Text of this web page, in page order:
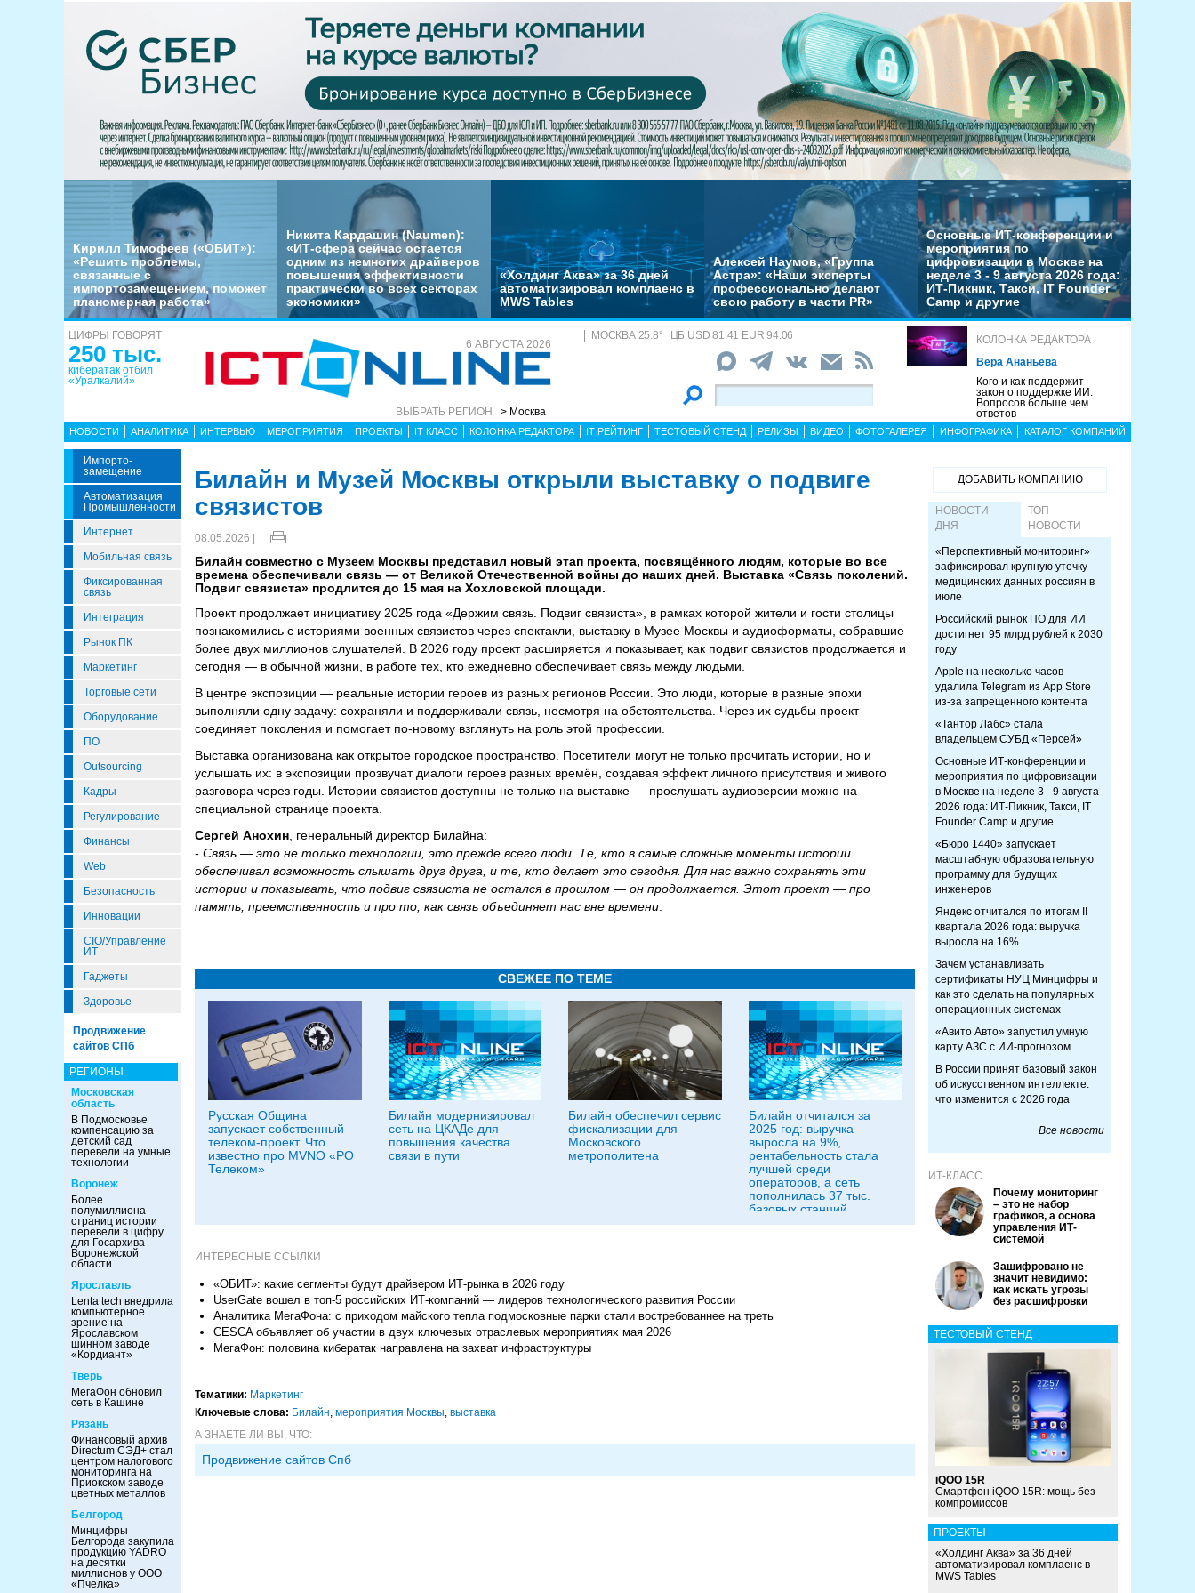
Кирилл Тимофеев («ОБИТ»):
«Решить проблемы,
связанные с
импортозамещением, поможет
планомерная работа»
Никита Кардашин (Naumen):
«ИТ-сфера сейчас остается
одним из немногих драйверов
повышения эффективности
практически во всех секторах
экономики»
«Холдинг Аква» за 36 дней
автоматизировал комплаенс в
MWS Tables
Алексей Наумов, «Группа
Астра»: «Наши эксперты
профессионально делают
свою работу в части PR»
Основные ИТ-конференции и
мероприятия по
цифровизации в Москве на
неделе 3 - 9 августа 2026 года:
ИТ-Пикник, Такси, IT Founder
Camp и другие
ЦИФРЫ ГОВОРЯТ
250 тыс.
кибератак отбил
«Уралкалий»
6 АВГУСТА 2026
ВЫБРАТЬ РЕГИОН > Москва
МОСКВА 25.8° ЦБ USD 81.41 EUR 94.06
КОЛОНКА РЕДАКТОРА
Вера Ананьева
Кого и как поддержит
закон о поддержке ИИ.
Вопросов больше чем
ответов
НОВОСТИ АНАЛИТИКА ИНТЕРВЬЮ МЕРОПРИЯТИЯ ПРОЕКТЫ IT КЛАСС КОЛОНКА РЕДАКТОРА IT РЕЙТИНГ ТЕСТОВЫЙ СТЕНД РЕЛИЗЫ ВИДЕО ФОТОГАЛЕРЕЯ ИНФОГРАФИКА КАТАЛОГ КОМПАНИЙ
Импорто­
Замещение
Автоматизация
Промышленности
Интернет
Мобильная связь
Фиксированная
связь
Интеграция
Рынок ПК
Маркетинг
Торговые сети
Оборудование
ПО
Outsourcing
Кадры
Регулирование
Финансы
Web
Безопасность
Инновации
CIO/Управление
ИТ
Гаджеты
Здоровье
Продвижение
сайтов СПб
РЕГИОНЫ
Московская
область
В Подмосковье
компенсацию за
детский сад
перевели на умные
технологии
Воронеж
Более
полумиллиона
страниц истории
перевели в цифру
для Госархива
Воронежской
области
Ярославль
Lenta tech внедрила
компьютерное
зрение на
Ярославском
шинном заводе
«Кордиант»
Тверь
МегаФон обновил
сеть в Кашине
Рязань
Финансовый архив
Directum СЭД+ стал
центром налогового
мониторинга на
Приокском заводе
цветных металлов
Белгород
Минцифры
Белгорода закупила
продукцию YADRO
на десятки
миллионов у ООО
«Пчелка»
Билайн и Музей Москвы открыли выставку о подвиге
связистов
08.05.2026 |
Билайн совместно с Музеем Москвы представил новый этап проекта, посвящённого людям, которые во все
времена обеспечивали связь — от Великой Отечественной войны до наших дней. Выставка «Связь поколений.
Подвиг связиста» продлится до 15 мая на Хохловской площади.
Проект продолжает инициативу 2025 года «Держим связь. Подвиг связиста», в рамках которой жители и гости столицы
познакомились с историями военных связистов через спектакли, выставку в Музее Москвы и аудиоформаты, собравшие
более двух миллионов слушателей. В 2026 году проект расширяется и показывает, как подвиг связистов продолжается и
сегодня — в обычной жизни, в работе тех, кто ежедневно обеспечивает связь между людьми.
В центре экспозиции — реальные истории героев из разных регионов России. Это люди, которые в разные эпохи
выполняли одну задачу: сохраняли и поддерживали связь, несмотря на обстоятельства. Через их судьбы проект
соединяет поколения и помогает по-новому взглянуть на роль этой профессии.
Выставка организована как открытое городское пространство. Посетители могут не только прочитать истории, но и
услышать их: в экспозиции прозвучат диалоги героев разных времён, создавая эффект личного присутствия и живого
разговора через годы. Истории связистов доступны не только на выставке — прослушать аудиоверсии можно на
специальной странице проекта.
Сергей Анохин , генеральный директор Билайна:
- Связь — это не только технологии, это прежде всего люди. Те, кто в самые сложные моменты истории
обеспечивал возможность слышать друг друга, и те, кто делает это сегодня. Для нас важно сохранять эти
истории и показывать, что подвиг связиста не остался в прошлом — он продолжается. Этот проект — про
память, преемственность и про то, как связь объединяет нас вне времени
СВЕЖЕЕ ПО ТЕМЕ
Русская Община
запускает собственный
телеком-проект. Что
известно про MVNO «РО
Телеком»
Билайн модернизировал
сеть на ЦКАДе для
повышения качества
связи в пути
Билайн обеспечил сервис
фискализации для
Московского
метрополитена
Билайн отчитался за
2025 год: выручка
выросла на 9%,
рентабельность стала
лучшей среди
операторов, а сеть
пополнилась 37 тыс.
базовых станций
ИНТЕРЕСНЫЕ ССЫЛКИ
«ОБИТ»: какие сегменты будут драйвером ИТ-рынка в 2026 году
UserGate вошел в топ-5 российских ИТ‑компаний — лидеров технологического развития России
Аналитика МегаФона: с приходом майского тепла подмосковные парки стали востребованнее на треть
CESCA объявляет об участии в двух ключевых отраслевых мероприятиях мая 2026
МегаФон: половина кибератак направлена на захват инфраструктуры
Тематики: Маркетинг
Ключевые слова: Билайн, мероприятия Москвы, выставка
А ЗНАЕТЕ ЛИ ВЫ, ЧТО:
Продвижение сайтов Спб
ДОБАВИТЬ КОМПАНИЮ
НОВОСТИ
ДНЯ
ТОП-
НОВОСТИ
«Перспективный мониторинг»
зафиксировал крупную утечку
медицинских данных россиян в
июле
Российский рынок ПО для ИИ
достигнет 95 млрд рублей к 2030
году
Apple на несколько часов
удалила Telegram из App Store
из-за запрещенного контента
«Тантор Лабс» стала
владельцем СУБД «Персей»
Основные ИТ-конференции и
мероприятия по цифровизации
в Москве на неделе 3 - 9 августа
2026 года: ИТ-Пикник, Такси, IT
Founder Camp и другие
«Бюро 1440» запускает
масштабную образовательную
программу для будущих
инженеров
Яндекс отчитался по итогам II
квартала 2026 года: выручка
выросла на 16%
Зачем устанавливать
сертификаты НУЦ Минцифры и
как это сделать на популярных
операционных системах
«Авито Авто» запустил умную
карту АЗС с ИИ-прогнозом
В России принят базовый закон
об искусственном интеллекте:
что изменится с 2026 года
Все новости
ИТ-КЛАСС
Почему мониторинг
– это не набор
графиков, а основа
управления ИТ-
системой
Зашифровано не
значит невидимо:
как искать угрозы
без расшифровки
ТЕСТОВЫЙ СТЕНД
iQOO 15R
Смартфон iQOO 15R: мощь без
компромиссов
ПРОЕКТЫ
«Холдинг Аква» за 36 дней
автоматизировал комплаенс в
MWS Tables